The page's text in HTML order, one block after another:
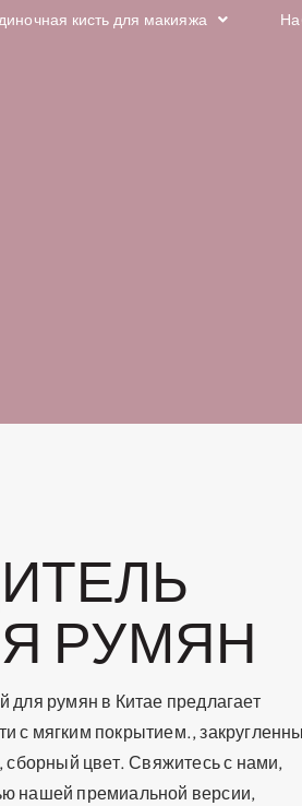
кисть для макияжа
РУМЯН
для румян в Китае предлагает
с мягким покрытием.,
сборный цвет. Свяжитесь с нами,
нашей премиальной версии,